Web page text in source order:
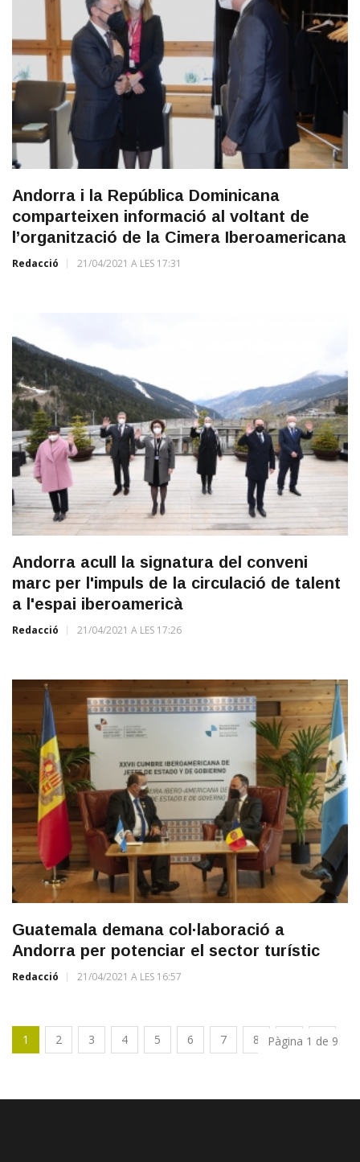
Andorra i la República Dominicana
comparteixen informació al voltant de
l’organització de la Cimera Iberoamericana
Redacció 21/04/2021 A LES 17:31
Andorra acull la signatura del conveni
marc per l'impuls de la circulació de talent
a l'espai iberoamericà
Redacció 21/04/2021 A LES 17:26
Guatemala demana col·laboració a
Andorra per potenciar el sector turístic
Redacció 21/04/2021 A LES 16:57
1 2 3 4 5 6 7 8 9
Pàgina 1 de 9